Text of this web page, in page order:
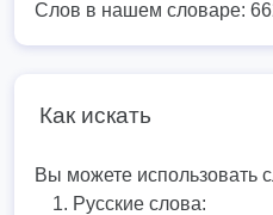
Слов в нашем словаре:
Как искать
Вы можете использовать
Русские слова: